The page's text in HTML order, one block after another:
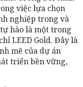
việc lựa chọn
nghiệp trong và
hào là một trong
LEED Gold. Đây là
mẽ của dự án
triển bền vững,